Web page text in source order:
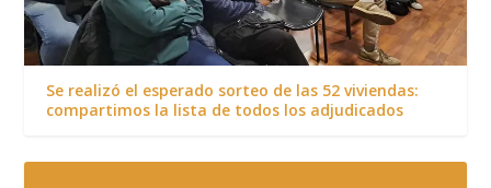
Se realizó el esperado sorteo de las 52 viviendas:
compartimos la lista de todos los adjudicados